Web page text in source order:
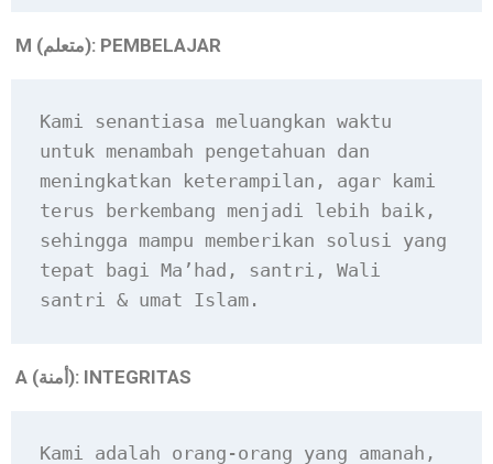
M (متعلم): PEMBELAJAR
Kami senantiasa meluangkan waktu
untuk menambah pengetahuan dan
meningkatkan keterampilan, agar kami
terus berkembang menjadi lebih baik,
sehingga mampu memberikan solusi yang
tepat bagi Ma’had, santri, Wali
santri & umat Islam.
A (أمنة ): INTEGRITAS
Kami adalah orang-orang yang amanah,